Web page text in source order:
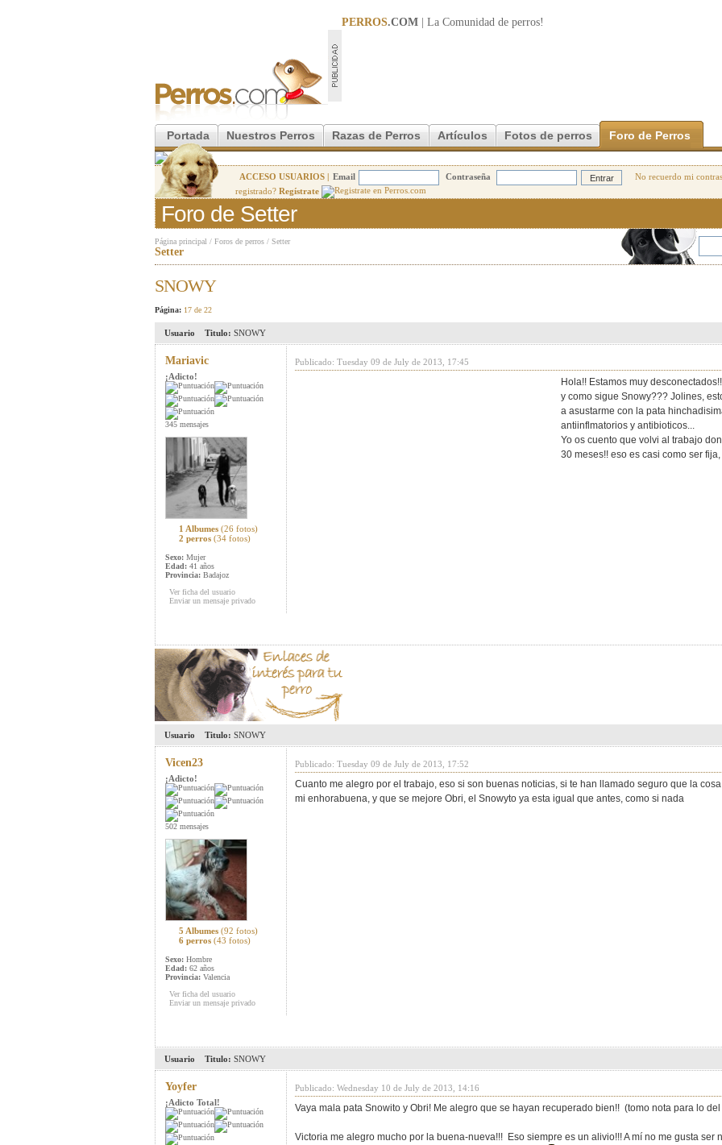
PERROS.COM | La Comunidad de perros!
Portada Nuestros Perros Razas de Perros Artículos Fotos de perros Foro de Perros
ACCESO USUARIOS | Email Contraseña No recuerdo mi
registrado? Regístrate
Foro de Setter
Página principal / Foros de perros / Setter
Setter
SNOWY
Página: 17 de 22
Usuario Titulo: SNOWY
Mariavic
¡Adicto!
345 mensajes
1 Albumes (26 fotos)
2 perros (34 fotos)
Sexo: Mujer
Edad: 41 años
Provincia: Badajoz
Ver ficha del usuario
Enviar un mensaje privado
Publicado: Tuesday 09 de July de 2013, 17:45
Hola!! Estamos muy
y como sigue Snowy??? Jolines,
a asustarme con la pata
antiinflmatorios y antibioticos...
Yo os cuento que volvi al trabajo
30 meses!! eso es casi como ser
Usuario Titulo: SNOWY
Vicen23
¡Adicto!
502 mensajes
5 Albumes (92 fotos)
6 perros (43 fotos)
Sexo: Hombre
Edad: 62 años
Provincia: Valencia
Ver ficha del usuario
Enviar un mensaje privado
Publicado: Tuesday 09 de July de 2013, 17:52
Cuanto me alegro por el trabajo, eso si son buenas noticias, si te han llamado seguro que la
mi enhorabuena, y que se mejore Obri, el Snowyto ya esta igual que antes, como si nada
Usuario Titulo: SNOWY
Yoyfer
¡Adicto Total!
Publicado: Wednesday 10 de July de 2013, 14:16
Vaya mala pata Snowito y Obri! Me alegro que se hayan recuperado bien!! (tomo nota para lo
Victoria me alegro mucho por la buena-nueva!!! Eso siempre es un alivio!!! A mí no me gusta ser